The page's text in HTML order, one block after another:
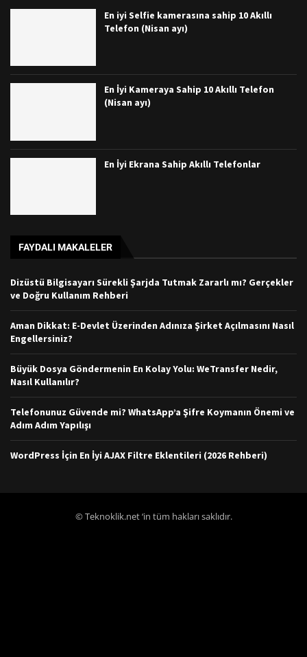
En iyi Selfie kamerasına sahip 10 Akıllı
Telefon (Nisan ayı)
En İyi Kameraya Sahip 10 Akıllı Telefon
(Nisan ayı)
En İyi Ekrana Sahip Akıllı Telefonlar
FAYDALI MAKALELER
Dizüstü Bilgisayarı Sürekli Şarjda Tutmak Zararlı mı? Gerçekler
ve Doğru Kullanım Rehberi
Aman Dikkat: E-Devlet Üzerinden Adınıza Şirket Açılmasını Nasıl
Engellersiniz?
Büyük Dosya Göndermenin En Kolay Yolu: WeTransfer Nedir,
Nasıl Kullanılır?
Telefonunuz Güvende mi? WhatsApp’a Şifre Koymanın Önemi ve
Adım Adım Yapılışı
WordPress İçin En İyi AJAX Filtre Eklentileri (2026 Rehberi)
© Teknoklik.net ‘in tüm hakları saklıdır.